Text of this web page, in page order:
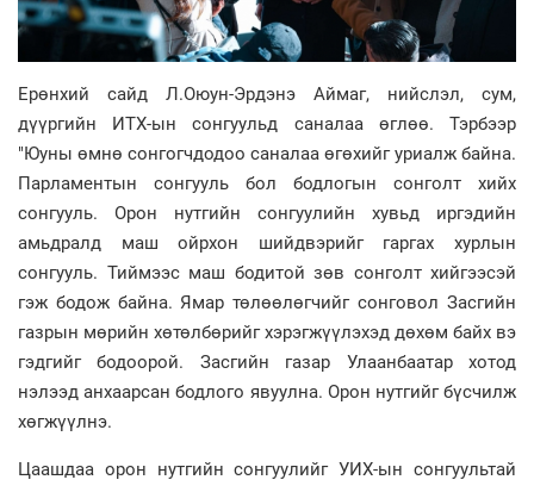
Ерөнхий сайд Л.Оюун-Эрдэнэ Аймаг, нийслэл, сум,
дүүргийн ИТХ-ын сонгуульд саналаа өглөө. Тэрбээр
"Юуны өмнө сонгогчдодоо саналаа өгөхийг уриалж байна.
Парламентын сонгууль бол бодлогын сонголт хийх
сонгууль. Орон нутгийн сонгуулийн хувьд иргэдийн
амьдралд маш ойрхон шийдвэрийг гаргах хурлын
сонгууль. Тиймээс маш бодитой зөв сонголт хийгээсэй
гэж бодож байна. Ямар төлөөлөгчийг сонговол Засгийн
газрын мөрийн хөтөлбөрийг хэрэгжүүлэхэд дөхөм байх вэ
гэдгийг бодоорой. Засгийн газар Улаанбаатар хотод
нэлээд анхаарсан бодлого явуулна. Орон нутгийг бүсчилж
хөгжүүлнэ.
Цаашдаа орон нутгийн сонгуулийг УИХ-ын сонгуультай